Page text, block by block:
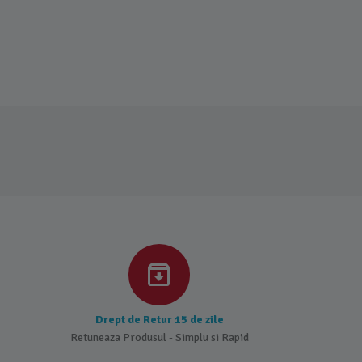
Drept de Retur 15 de zile
Retuneaza Produsul - Simplu si Rapid